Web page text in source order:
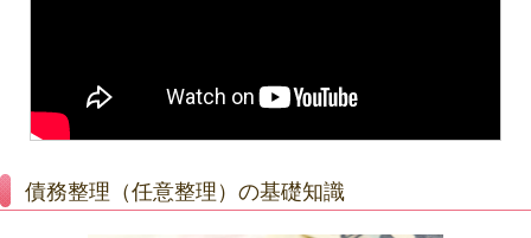
債務整理（任意整理）の基礎知識